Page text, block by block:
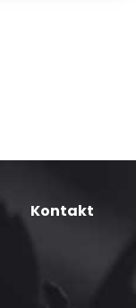
Kontakt